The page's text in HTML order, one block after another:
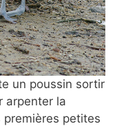
un poussin sortir
arpenter la
petites